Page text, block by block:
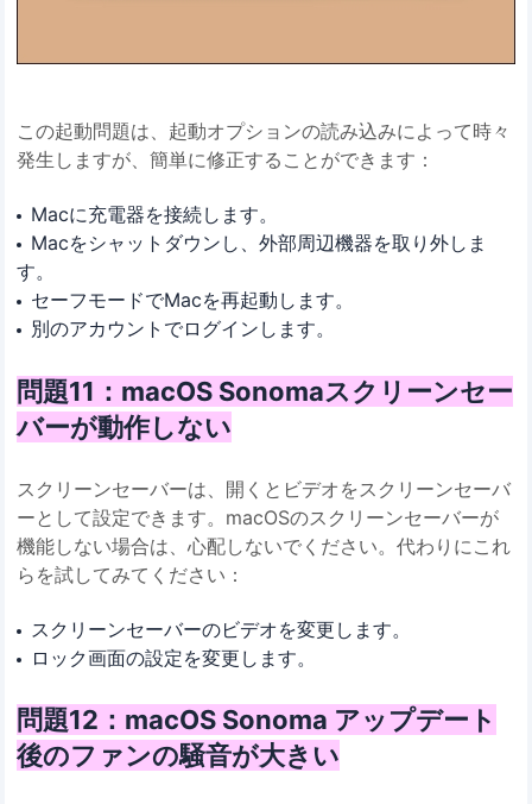
この起動問題は、起動オプションの読み込みによって時々
発生しますが、簡単に修正することができます：
Macに充電器を接続します。
Macをシャットダウンし、外部周辺機器を取り外しま
す。
セーフモードでMacを再起動します。
別のアカウントでログインします。
問題11：macOS Sonomaスクリーンセー
バーが動作しない
スクリーンセーバーは、開くとビデオをスクリーンセーバ
ーとして設定できます。macOSのスクリーンセーバーが
機能しない場合は、心配しないでください。代わりにこれ
らを試してみてください：
スクリーンセーバーのビデオを変更します。
ロック画面の設定を変更します。
問題12：macOS Sonoma アップデート
後のファンの騒音が大きい